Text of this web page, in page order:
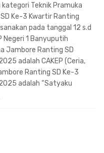
Teknik Pramuka
Ke-3 Kwartir Ranting
pada tanggal 12 s.d
1 Banyuputih
Jambore Ranting SD
adalah CAKEP (Ceria,
Ranting SD Ke-3
adalah “Satyaku